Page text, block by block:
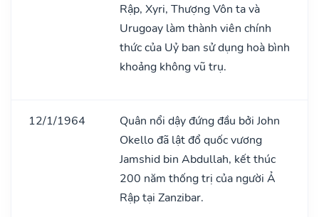
Rập, Xyri, Thượng Vôn ta và
Urugoay làm thành viên chính
thức của Uỷ ban sử dụng hoà bình
khoảng không vũ trụ.
12/1/1964
Quân nổi dậy đứng đầu bởi John
Okello đã lật đổ quốc vương
Jamshid bin Abdullah, kết thúc
200 năm thống trị của người Ả
Rập tại Zanzibar.